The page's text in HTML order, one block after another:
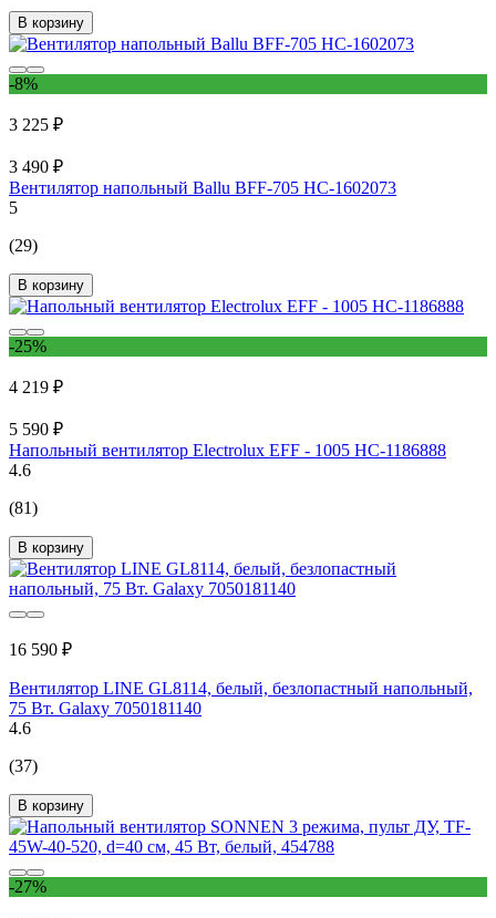
В корзину
-8%
3 225 ₽
3 490 ₽
Вентилятор напольный Ballu BFF-705 НС-1602073
5
(29)
В корзину
-25%
4 219 ₽
5 590 ₽
Напольный вентилятор Electrolux EFF - 1005 НС-1186888
4.6
(81)
В корзину
16 590 ₽
Вентилятор LINE GL8114, белый, безлопастный напольный,
75 Вт. Galaxy 7050181140
4.6
(37)
В корзину
-27%